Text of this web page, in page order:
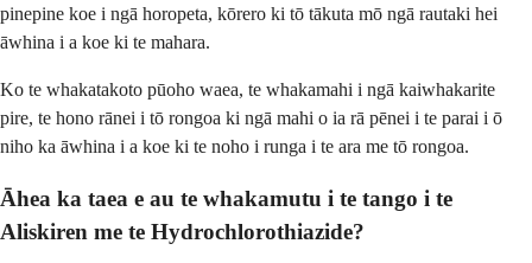
pinepine koe i ngā horopeta, kōrero ki tō tākuta mō ngā rautaki hei
āwhina i a koe ki te mahara.
Ko te whakatakoto pūoho waea, te whakamahi i ngā kaiwhakarite
pire, te hono rānei i tō rongoa ki ngā mahi o ia rā pēnei i te parai i ō
niho ka āwhina i a koe ki te noho i runga i te ara me tō rongoa.
Āhea ka taea e au te whakamutu i te tango i te
Aliskiren me te Hydrochlorothiazide?